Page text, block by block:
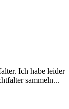
Ich habe leider
sammeln...